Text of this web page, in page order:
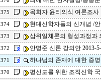
375 목회자 윤리의식 여론조사
374 현대신학자들의 신개념 /
373 삼위일체론의 형성과정과
372 안명준 신론 강의안 2013-
371 하나님의 존재에 대한 증
370 평신도를 위한 조직신학